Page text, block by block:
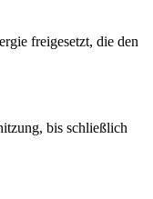
freigesetzt, die den
bis schließlich